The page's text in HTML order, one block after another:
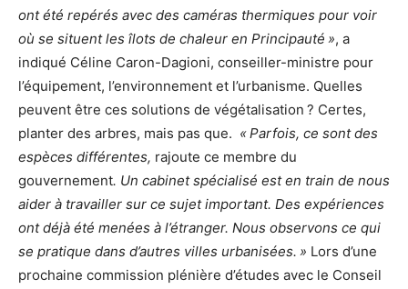
ont été repérés avec des caméras thermiques pour voir
où se situent les îlots de chaleur en Principauté », a
indiqué Céline Caron-Dagioni, conseiller-ministre pour
l’équipement, l’environnement et l’urbanisme. Quelles
peuvent être ces solutions de végétalisation ? Certes,
planter des arbres, mais pas que. « Parfois, ce sont des
espèces différentes, rajoute ce membre du
gouvernement. Un cabinet spécialisé est en train de nous
aider à travailler sur ce sujet important. Des expériences
ont déjà été menées à l’étranger. Nous observons ce qui
se pratique dans d’autres villes urbanisées. » Lors d’une
prochaine commission plénière d’études avec le Conseil